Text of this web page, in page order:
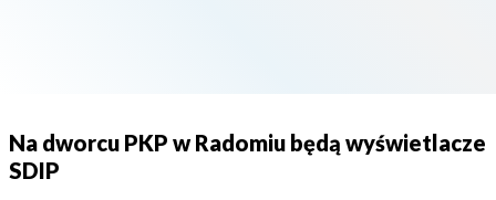
Na dworcu PKP w Radomiu będą wyświetlacze
SDIP